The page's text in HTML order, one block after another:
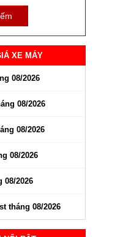
XE MÁY
08/2026
08/2026
08/2026
08/2026
08/2026
tháng 08/2026